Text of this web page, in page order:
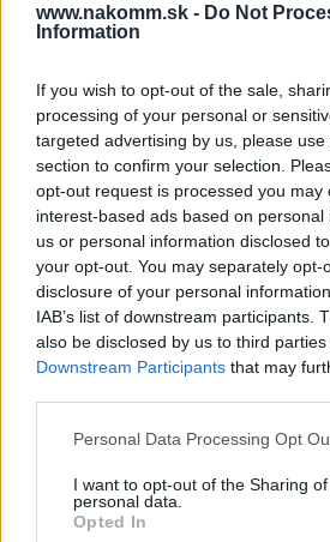
www.nakomm.sk - Do Not
Information
If you wish to opt-out of the sale,
processing of your personal or
targeted advertising by us, please
section to confirm your selection.
opt-out request is processed you may
interest-based ads based on
us or personal information disclosed
your opt-out. You may separately opt-
disclosure of your personal
IAB’s list of downstream participants.
also be disclosed by us to third
Downstream Participants that may
Personal Data Processing Opt
I want to opt-out of the Sharing
personal data.
Opted In
pohodlné nastavenie dvierok vo
hĺbkovo aj stranovo), čo zabezpečuje
Tento typ vyhotovenia umožňuje
uloženie fliaš, koreničiek či iných
zabezpečuje komfortný prístup pri
Výsuvy s tlmeným dovieraním garantujú
prispievajú k dlhej životnosti nábytku.
Drôtené koše s chrómovaným
zároveň sú odolné a ľahko
aj klasicky ladené kuchyne, kde je
estetický dojem.
Rozmery koša (š × h × v):
160 × 466 ×
Hmotnosť:4,1 kg
515 × 465 ×
Hmotnosť vrátane balenia:4,8 kg
Materiál:oceľ